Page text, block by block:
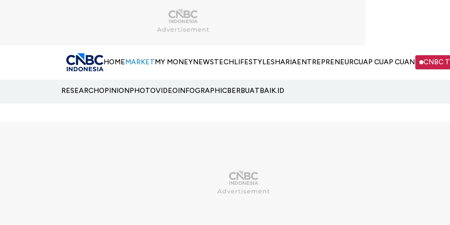
HOMEMARKETMY MONEYNEWSTECHLIFESTYLESHARIAENTREPRENEURCUAP CUAP CUAN CNBC
RESEARCHOPINIONPHOTOVIDEOINFOGRAPHICBERBUATBAIK.ID